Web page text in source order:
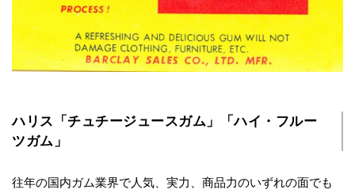
ハリス「チュチージュースガム」「ハイ・フルー
ツガム」
往年の国内ガム業界で人気、実力、商品力のいずれの面でも